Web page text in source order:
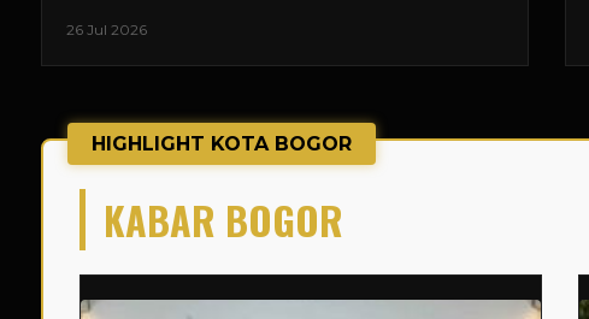
26 Jul 2026
HIGHLIGHT KOTA BOGOR
KABAR BOGOR